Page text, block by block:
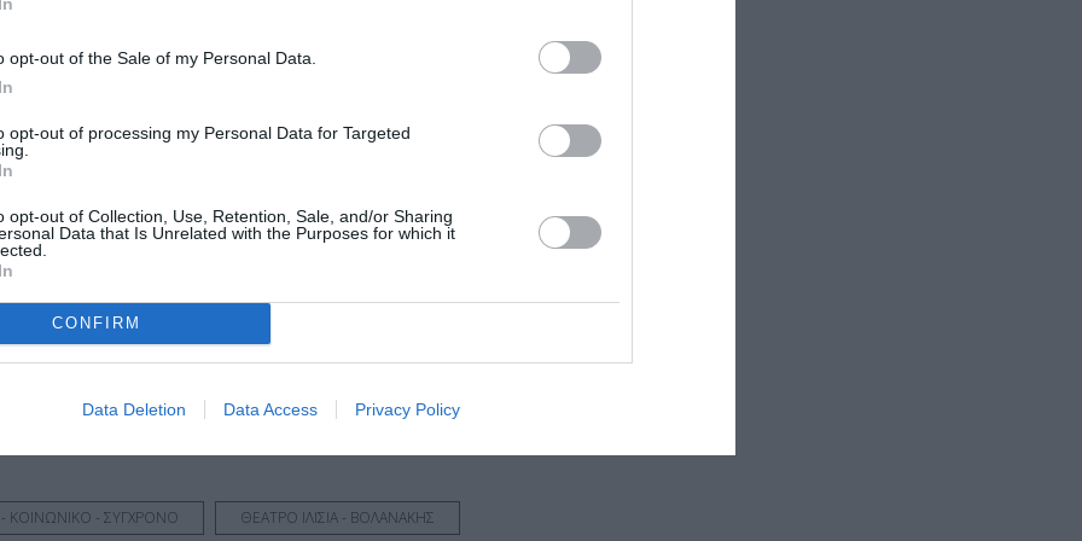
opt-out of the Sale of my Personal Data.
opt-out of processing my Personal Data for Targeted
opt-out of Collection, Use, Retention, Sale, and/or Sharing
Data that Is Unrelated with the Purposes for which it
CONFIRM
Data Deletion Data Access Privacy Policy
«συνάντηση» με πλούσιο δούναι και λαβείν και από τις δύο
καθόλα αυθόρμητη και ουσιαστική ψυχοθεραπευτική διαδικασία,
ωριμότητας.Ένα θεατρικό πείραμα ανίχνευσης του τόσο
πολίτης για να δικαιώσει και τον όρο Άνθρωπος.
πρώτοι όλες τις ειδήσεις
στοCulturenow.gr
ΚΟΙΝΩΝΙΚΟ - ΣΥΓΧΡΟΝΟ
ΘΕΑΤΡΟ ΙΛΙΣΙΑ - ΒΟΛΑΝΑΚΗΣ